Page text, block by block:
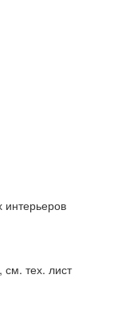
см. тех. лист